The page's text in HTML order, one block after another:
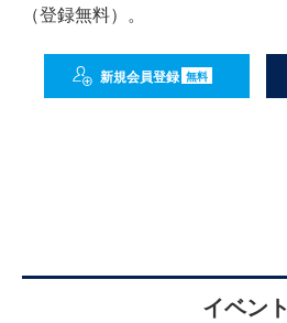
（登録無料）。
新規会員登録 無料
イベント